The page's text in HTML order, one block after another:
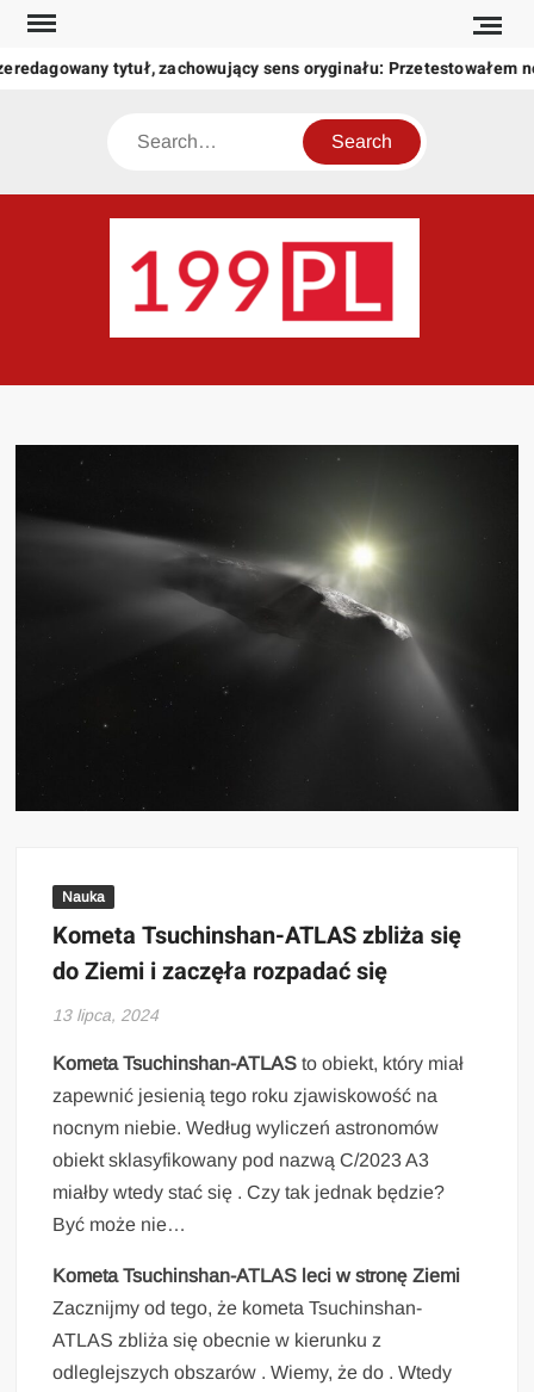
Skip
content
tytuł, zachowujący sens oryginału: Przetestowałem
Search
świat
Nauka
Kometa Tsuchinshan-ATLAS zbliża się
do Ziemi i zaczęła rozpadać się
13 lipca, 2024
Kometa Tsuchinshan-ATLAS to obiekt, który miał
zapewnić jesienią tego roku zjawiskowość na
nocnym niebie. Według wyliczeń astronomów
obiekt sklasyfikowany pod nazwą C/2023 A3
miałby wtedy stać się . Czy tak jednak będzie?
Być może nie…
Kometa Tsuchinshan-ATLAS leci w stronę Ziemi
Zacznijmy od tego, że kometa Tsuchinshan-
ATLAS zbliża się obecnie w kierunku z
odleglejszych obszarów . Wiemy, że do . Wtedy